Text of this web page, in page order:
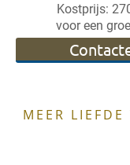
Kostprijs:
voor een
MEER